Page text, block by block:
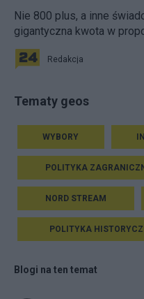
Nie 800 plus, a inne
gigantyczna kwota w
Redakcja
Tematy geos
WYBORY
POLITYKA
NORD STREAM
POLITYKA
Blogi na ten temat